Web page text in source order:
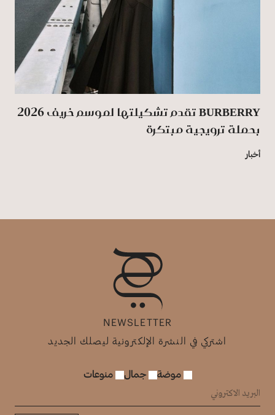
BURBERRY تقدم تشكيلتها لموسم خريف 2026
بحملة ترويجية مبتكرة
أخبار
NEWSLETTER
اشتركي في النشرة الإلكترونية ليصلك الجديد
موضة جمال منوعات